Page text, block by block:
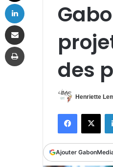
des
Henriette
FacebookX
Ajouter